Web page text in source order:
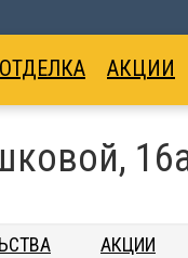
ОТДЕЛКА АКЦИИ
АКЦИИ